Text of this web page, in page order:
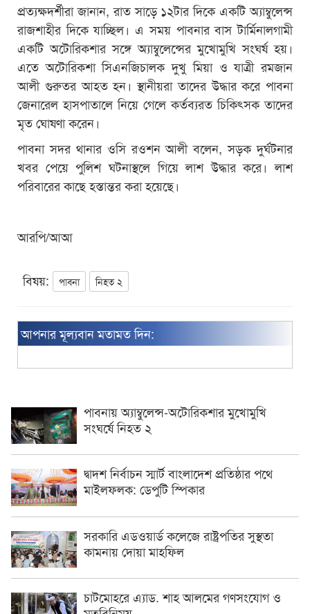
প্রত্যক্ষদর্শীরা জানান, রাত সাড়ে ১২টার দিকে একটি অ্যাম্বুলেন্স
রাজশাহীর দিকে যাচ্ছিল। এ সময় পাবনার বাস টার্মিনালগামী
একটি অটোরিকশার সঙ্গে অ্যাম্বুলেন্সের মুখোমুখি সংঘর্ষ হয়।
এতে অটোরিকশা সিএনজিচালক দুখু মিয়া ও যাত্রী রমজান
আলী গুরুতর আহত হন। স্থানীয়রা তাদের উদ্ধার করে পাবনা
জেনারেল হাসপাতালে নিয়ে গেলে কর্তব্যরত চিকিৎসক তাদের
মৃত ঘোষণা করেন।
পাবনা সদর থানার ওসি রওশন আলী বলেন, সড়ক দুর্ঘটনার
খবর পেয়ে পুলিশ ঘটনাস্থলে গিয়ে লাশ উদ্ধার করে। লাশ
পরিবারের কাছে হস্তান্তর করা হয়েছে।
আরপি/আআ
বিষয়: পাবনা নিহত ২
আপনার মূল্যবান মতামত দিন:
পাবনায় অ্যাম্বুলেন্স-অটোরিকশার মুখোমুখি
সংঘর্ষে নিহত ২
দ্বাদশ নির্বাচন স্মার্ট বাংলাদেশ প্রতিষ্ঠার পথে
মাইলফলক: ডেপুটি স্পিকার
সরকারি এডওয়ার্ড কলেজে রাষ্ট্রপতির সুস্থতা
কামনায় দোয়া মাহফিল
চাটমোহরে এ্যাড. শাহ আলমের গণসংযোগ ও